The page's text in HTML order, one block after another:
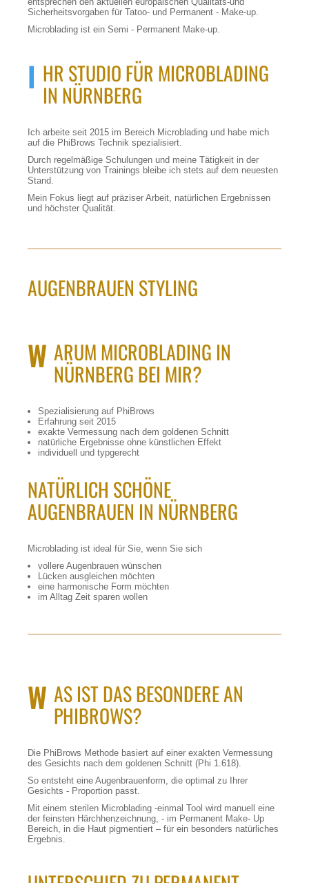
Sicherheitsvorgaben für Tatoo- und Permanent - Make-up.
Microblading ist ein Semi - Permanent Make-up.
I HR STUDIO FÜR MICROBLADING
IN NÜRNBERG
Ich arbeite seit 2015 im Bereich Microblading und habe mich
auf die PhiBrows Technik spezialisiert.
Durch regelmäßige Schulungen und meine Tätigkeit in der
Unterstützung von Trainings bleibe ich stets auf dem neuesten
Stand.
Mein Fokus liegt auf präziser Arbeit, natürlichen Ergebnissen
und höchster Qualität.
AUGENBRAUEN STYLING
W ARUM MICROBLADING IN
NÜRNBERG BEI MIR?
Spezialisierung auf PhiBrows
Erfahrung seit 2015
exakte Vermessung nach dem goldenen Schnitt
natürliche Ergebnisse ohne künstlichen Effekt
individuell und typgerecht
NATÜRLICH SCHÖNE
AUGENBRAUEN IN NÜRNBERG
Microblading ist ideal für Sie, wenn Sie sich
vollere Augenbrauen wünschen
Lücken ausgleichen möchten
eine harmonische Form möchten
im Alltag Zeit sparen wollen
W AS IST DAS BESONDERE AN
PHIBROWS?
Die PhiBrows Methode basiert auf einer exakten Vermessung
des Gesichts nach dem goldenen Schnitt (Phi 1.618).
So entsteht eine Augenbrauenform, die optimal zu Ihrer
Gesichts - Proportion passt.
Mit einem sterilen Microblading -einmal Tool wird manuell eine
der feinsten Härchhenzeichnung, - im Permanent Make- Up
Bereich, in die Haut pigmentiert – für ein besonders natürliches
Ergebnis.